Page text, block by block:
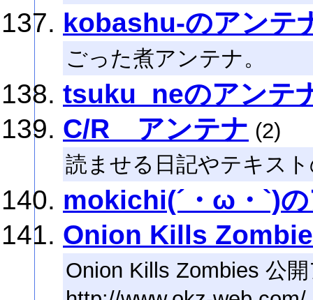
kobashu-のアンテ
ごった煮アンテナ。
tsuku_neのアンテ
C/R アンテナ (2)
読ませる日記やテキス
mokichi(´・ω・`)
Onion Kills
Onion Kills Zombies 公